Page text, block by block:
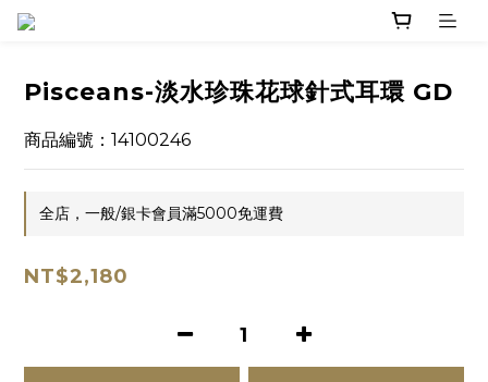
Pisceans-淡水珍珠花球針式耳環 GD
商品編號：14100246
全店，一般/銀卡會員滿5000免運費
NT$2,180